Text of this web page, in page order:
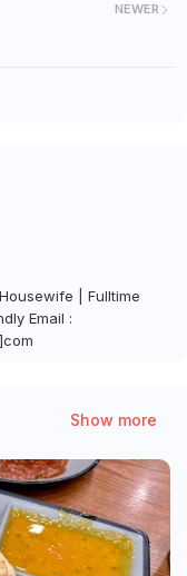
NEWER
| Fulltime
Email :
Show more